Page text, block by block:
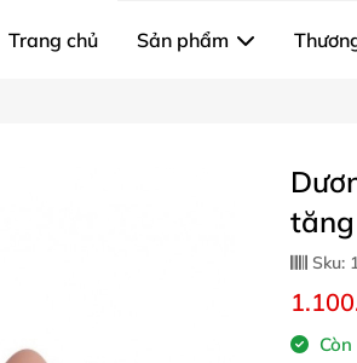
Trang chủ Sản phẩm
Sku: